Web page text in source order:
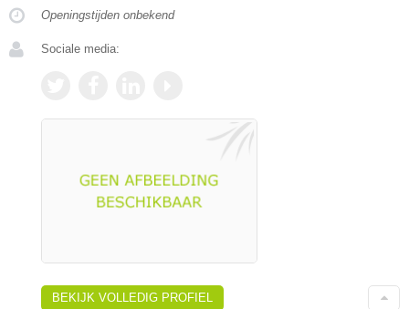
Openingstijden onbekend
Sociale media:
BEKIJK VOLLEDIG PROFIEL